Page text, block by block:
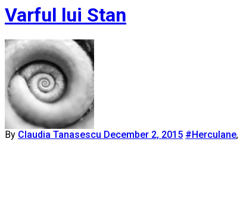
Varful lui Stan
By Claudia Tanasescu December 2, 2015 #Herculane,